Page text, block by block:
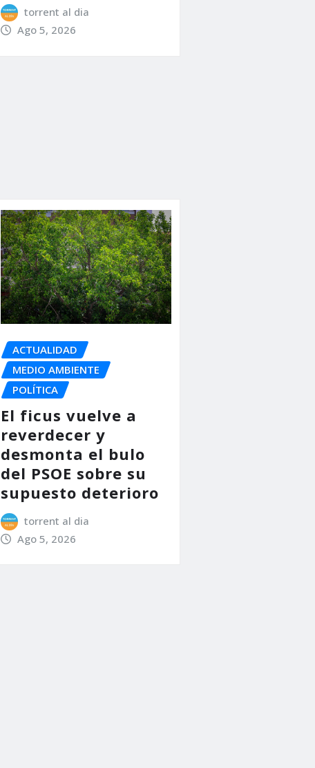
torrent al dia
Ago 5, 2026
ACTUALIDAD
MEDIO AMBIENTE
POLÍTICA
El ficus vuelve a
reverdecer y
desmonta el bulo
del PSOE sobre su
supuesto deterioro
torrent al dia
Ago 5, 2026